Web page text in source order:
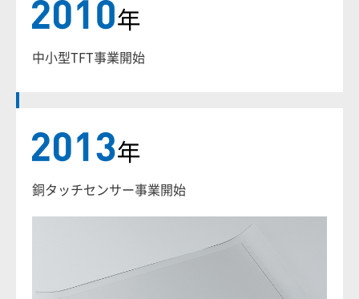
中小型TFT事業開始
銅タッチセンサー事業開始